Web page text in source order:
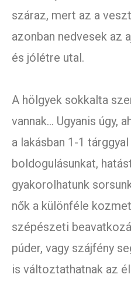
száraz, mert az a
azonban nedvesek az
és jólétre utal.
A hölgyek sokkalta
vannak… Ugyanis úgy,
a lakásban 1-1
boldogulásunkat,
gyakorolhatunk
nők a különféle
szépészeti
púder, vagy szájfény
is változtathatnak az